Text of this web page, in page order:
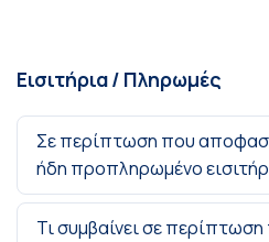
Εισιτήρια / Πληρωμές
Σε περίπτωση που
ήδη προπληρωμένο
Τι συμβαίνει σε